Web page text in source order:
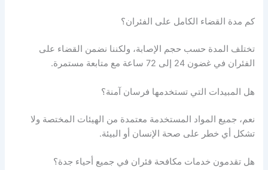
كم مدة القضاء الكامل على الفئران؟
تختلف المدة حسب حجم الإصابة، ولكننا نضمن القضاء على
الفئران في غضون 24 إلى 72 ساعة مع متابعة مستمرة.
هل المبيدات التي تستخدمها فرسان آمنة؟
نعم، جميع المواد المستخدمة معتمدة من الهيئات المختصة ولا
تشكل أي خطر على صحة الإنسان أو البيئة.
هل تقدمون خدمات مكافحة فئران في جميع أحياء جدة؟